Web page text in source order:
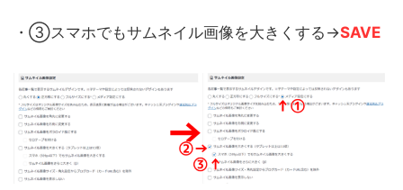
・③スマホでもサムネイル画像を大きくする→SAVE